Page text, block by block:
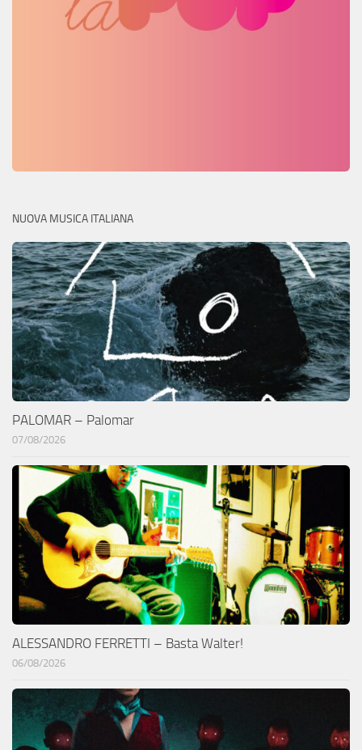
NUOVA MUSICA ITALIANA
PALOMAR – Palomar
07/08/2026
ALESSANDRO FERRETTI – Basta Walter!
06/08/2026